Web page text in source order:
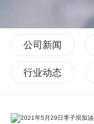
公司新闻
行业动态